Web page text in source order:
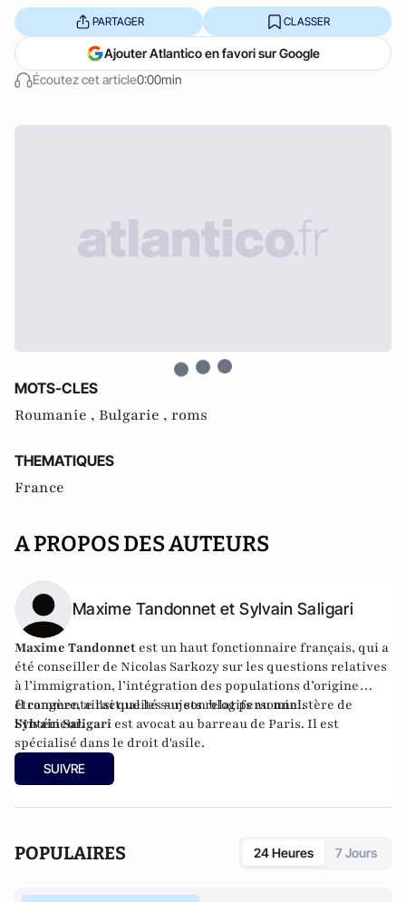
Écoutez cet article0:00min
PARTAGER CLASSER
Ajouter Atlantico en favori sur Google
MOTS-CLES
Roumanie , Bulgarie , roms
THEMATIQUES
France
A PROPOS DES AUTEURS
Maxime Tandonnet et Sylvain Saligari
Maxime Tandonnet est un haut fonctionnaire français, qui a
été conseiller de Nicolas Sarkozy sur les questions relatives
à l’immigration, l’intégration des populations d’origine
étrangère, ainsi que les sujets relatifs au ministère de
l’Intérieur.
Il commente l'actualité sur sonblog personnel.
Sylvain Saligari est avocat au barreau de Paris. Il est
spécialisé dans le droit d'asile.
SUIVRE
POPULAIRES 24 Heures 7 Jours